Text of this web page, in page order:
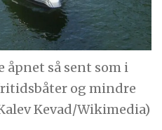
åpnet så sent som i
og mindre
Kevad/Wikimedia)